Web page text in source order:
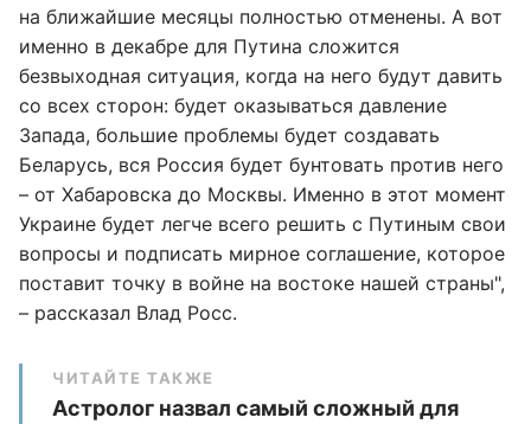
на ближайшие месяцы полностью отменены. А вот
именно в декабре для Путина сложится
безвыходная ситуация, когда на него будут давить
со всех сторон: будет оказываться давление
Запада, большие проблемы будет создавать
Беларусь, вся Россия будет бунтовать против него
– от Хабаровска до Москвы. Именно в этот момент
Украине будет легче всего решить с Путиным свои
вопросы и подписать мирное соглашение, которое
поставит точку в войне на востоке нашей страны",
– рассказал Влад Росс.
ЧИТАЙТЕ ТАКЖЕ
Астролог назвал самый сложный для